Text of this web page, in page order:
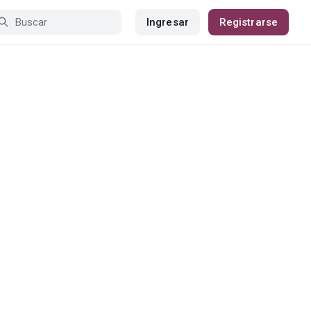
Ingresar Registrarse